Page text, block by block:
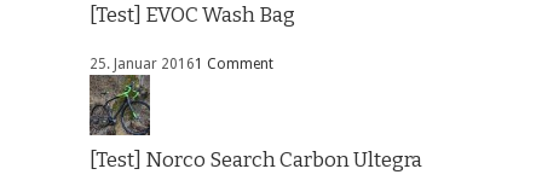
[Test] EVOC Wash Bag
25. Januar 20161 Comment
[Test] Norco Search Carbon Ultegra